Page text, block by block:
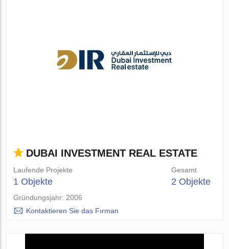
DUBAI INVESTMENT REAL ESTATE
Laufende Projekte
1 Objekte
Gesamt
2 Objekte
Gründungsjahr: 2006
Kontaktieren Sie das Fırman